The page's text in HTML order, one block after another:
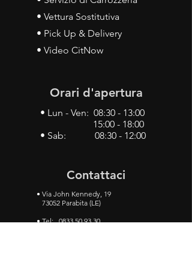
• Vettura Sostitutiva
• Pick Up & Delivery
• Video CitNow
Orari d'apertura
• Lun - Ven: 08:30 - 13:00
15:00 - 18:00
• Sab: 08:30 - 12:00
Contattaci
• Via John Kennedy, 19
73052 Parabita (LE)
• Tel:0833 50 93 30